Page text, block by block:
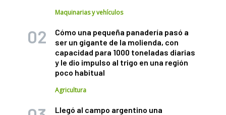
Maquinarias y vehículos
Cómo una pequeña panadería pasó a
ser un gigante de la molienda, con
capacidad para 1000 toneladas diarias
y le dio impulso al trigo en una región
poco habitual
Agricultura
Llegó al campo argentino una